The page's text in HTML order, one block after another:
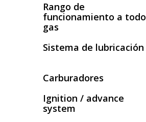
Rango de
funcionamiento a todo
gas
Sistema de lubricación
Carburadores
Ignition / advance
system